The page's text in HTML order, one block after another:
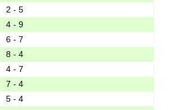
2 - 5
4 - 9
6 - 7
8 - 4
4 - 7
7 - 4
5 - 4